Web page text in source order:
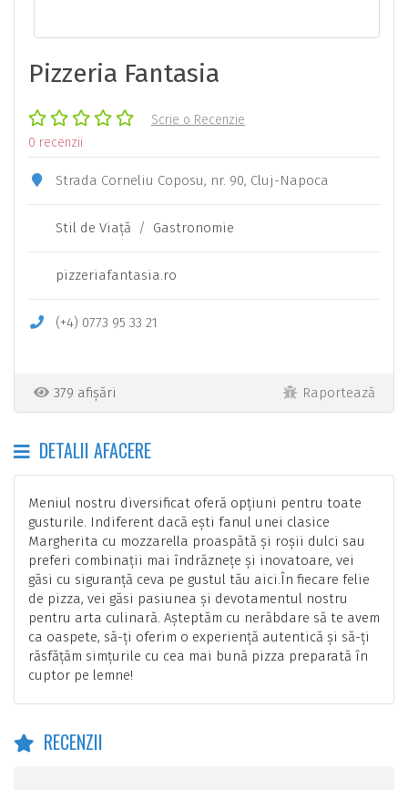
Pizzeria Fantasia
Scrie o Recenzie
0 recenzii
Strada Corneliu Coposu, nr. 90, Cluj-Napoca
Stil de Viaţă / Gastronomie
pizzeriafantasia.ro
(+4) 0773 95 33 21
379 afișări Raportează
DETALII AFACERE
Meniul nostru diversificat oferă opțiuni pentru toate
gusturile. Indiferent dacă ești fanul unei clasice
Margherita cu mozzarella proaspătă și roșii dulci sau
preferi combinații mai îndrăznețe și inovatoare, vei
găsi cu siguranță ceva pe gustul tău aici.În fiecare felie
de pizza, vei găsi pasiunea și devotamentul nostru
pentru arta culinară. Așteptăm cu nerăbdare să te avem
ca oaspete, să-ți oferim o experiență autentică și să-ți
răsfățăm simțurile cu cea mai bună pizza preparată în
cuptor pe lemne!
RECENZII